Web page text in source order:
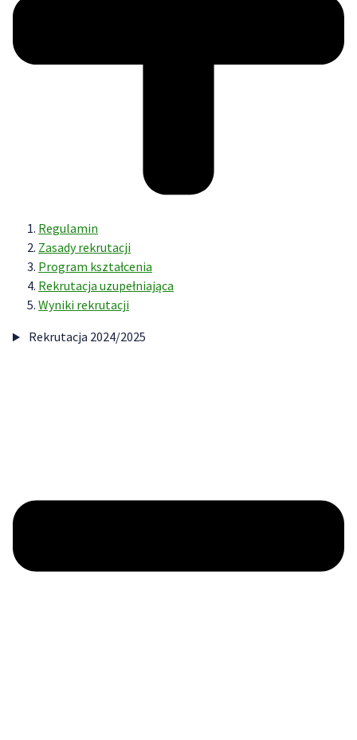
Regulamin
Zasady rekrutacji
Program kształcenia
Rekrutacja uzupełniająca
Wyniki rekrutacji
Rekrutacja 2024/2025